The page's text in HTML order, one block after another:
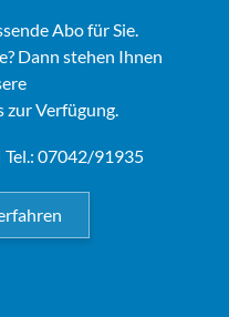
Abo für Sie.
Dann stehen Ihnen
zur Verfügung.
07042/91935